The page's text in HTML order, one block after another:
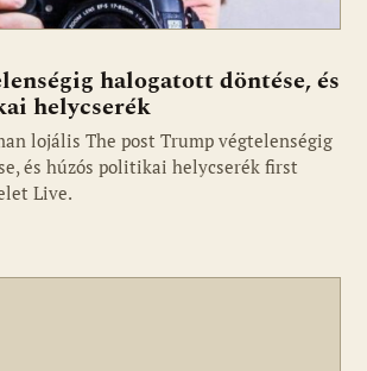
halogatott döntése, és
helycserék
lojális The post Trump végtelenségig
és húzós politikai helycserék first
Live.